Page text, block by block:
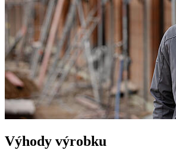
Výhody výrobku